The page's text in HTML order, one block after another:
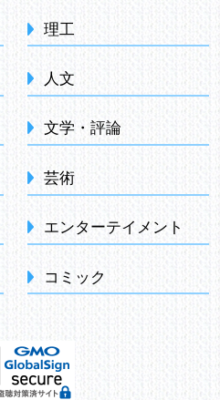
理工
人文
文学・評論
芸術
エンターテイメント
コミック